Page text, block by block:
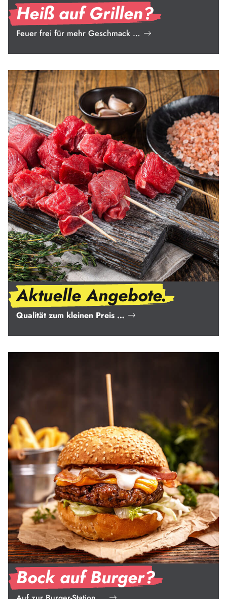
Heiß auf Grillen?
Feuer frei für mehr Geschmack …
Aktuelle Angebote.
Qualität zum kleinen Preis …
Bock auf Burger?